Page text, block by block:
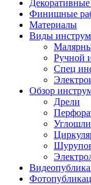
Финишные
Материалы
Виды
Ручной
Спец
Обзор
Дрели